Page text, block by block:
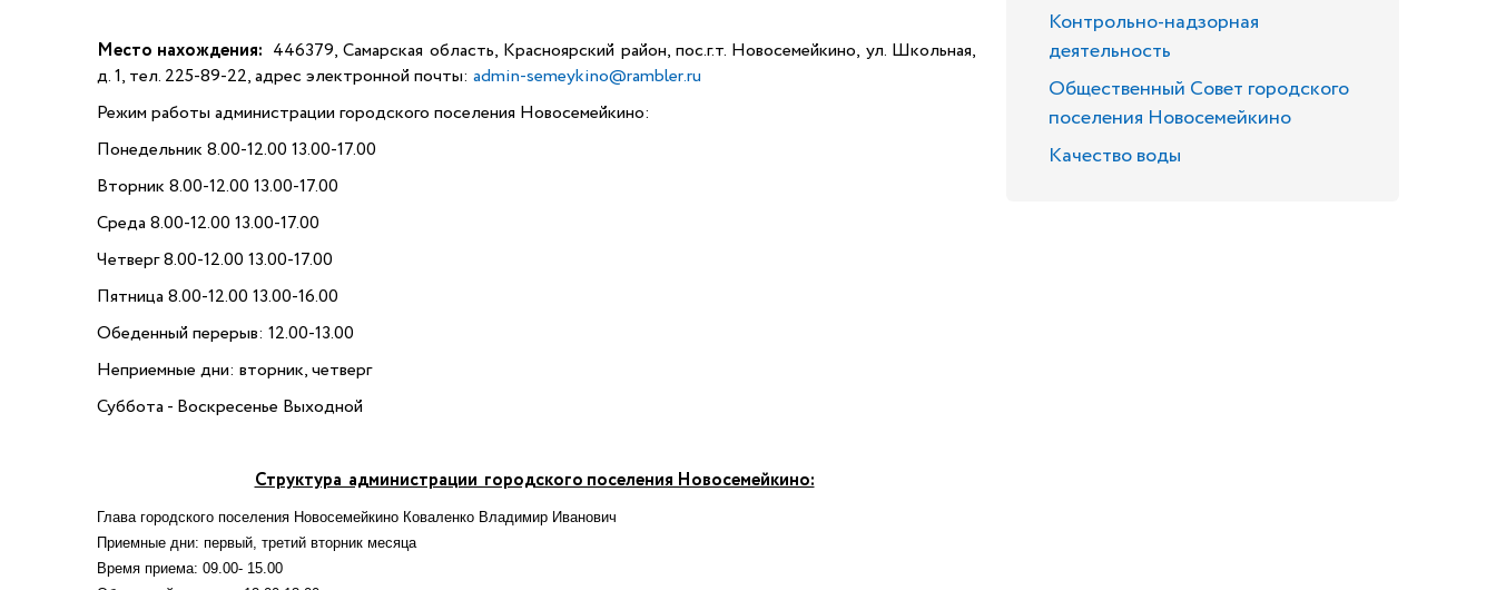
Место нахождения: 446379, Самарская область, Красноярский район, пос.г.т. Новосемейкино, ул. Школьная,
д. 1, тел. 225-89-22, адрес электронной почты: admin-semeykino@rambler.ru
Режим работы администрации городского поселения Новосемейкино:
Понедельник 8.00-12.00 13.00-17.00
Вторник 8.00-12.00 13.00-17.00
Среда 8.00-12.00 13.00-17.00
Четверг 8.00-12.00 13.00-17.00
Пятница 8.00-12.00 13.00-16.00
Обеденный перерыв: 12.00-13.00
Неприемные дни: вторник, четверг
Суббота - Воскресенье Выходной
Структура администрации городского поселения Новосемейкино:
Глава городского поселения Новосемейкино Коваленко Владимир Иванович
Приемные дни: первый, третий вторник месяца
Время приема: 09.00- 15.00
Контрольно-надзорная
деятельность
Общественный Совет городского
поселения Новосемейкино
Качество воды